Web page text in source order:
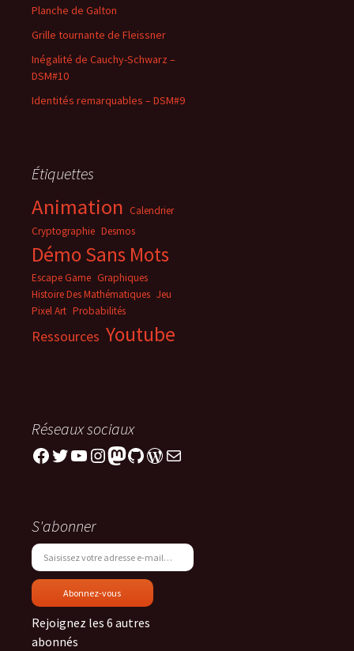
Planche de Galton
Grille tournante de Fleissner
Inégalité de Cauchy-Schwarz –
DSM#10
Identités remarquables – DSM#9
Étiquettes
Animation Calendrier
Cryptographie Desmos
Démo Sans Mots
Escape Game Graphiques
Histoire Des Mathématiques Jeu
Pixel Art Probabilités
Ressources Youtube
Réseaux sociaux
Facebook
Twitter
YouTube
Instagram
Mastodon
GitHub
WordPress
E-mail
S'abonner
Saisissez votre adresse e-mail…
Abonnez-vous
Rejoignez les 6 autres
abonnés